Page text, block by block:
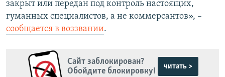
закрыт или передан под контроль настоящих,
гуманных специалистов, а не коммерсантов», –
сообщается в воззвании.
Сайт заблокирован?
Обойдите блокировку!
читать >